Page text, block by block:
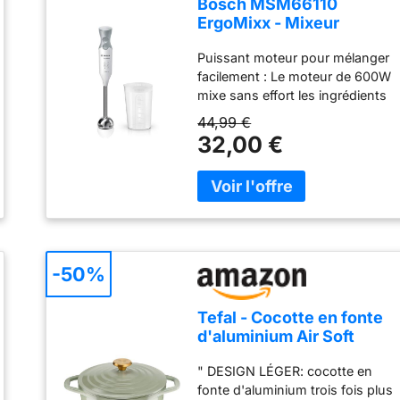
Bosch MSM66110
ErgoMixx - Mixeur
Puissant moteur pour mélanger
facilement : Le moteur de 600W
mixe sans effort les ingrédients
les plus durs ; préparez de
nombreuses recettes grâce à
une large gamme d’accessoires
Contrôle aisé d’une seule main :
2 vitesses et bouton turbo pour
facilement la puissance pour un
pratique et efficace : Le couteau
QuattroBlade en inox à 4 lames
assure un mélange lisse et
homogène, avec moins
plus rapide Accessoire
polyvalent inclus : Le mixeur est
44,99 €
32,00 €
Tefal - Cocotte en fonte
d'aluminium Air Soft
24cm
" DESIGN LÉGER: cocotte en
fonte d'aluminium trois fois plus
-50%